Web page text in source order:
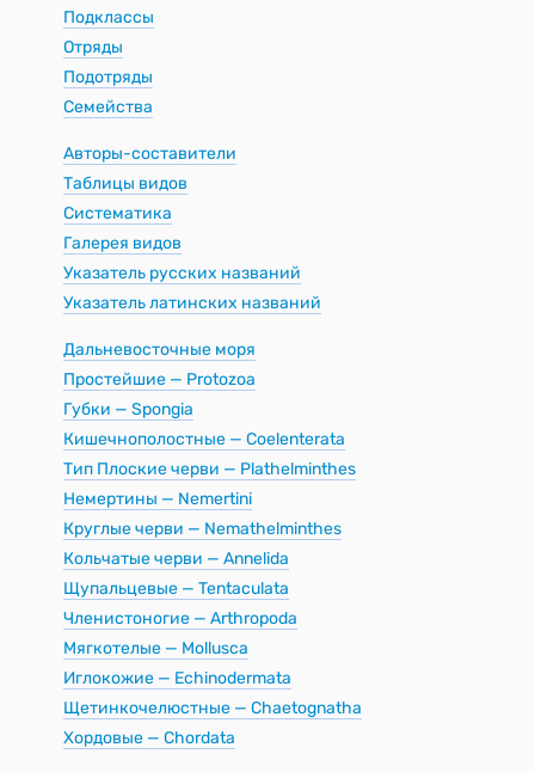
Подклассы
Отряды
Подотряды
Семейства
Авторы-составители
Таблицы видов
Систематика
Галерея видов
Указатель русских названий
Указатель латинских названий
Дальневосточные моря
Простейшие — Protozoa
Губки — Spongia
Кишечнополостные — Coelenterata
Тип Плоские черви — Plathelminthes
Немертины — Nemertini
Круглые черви — Nemathelminthes
Кольчатые черви — Annelida
Щупальцевые — Tentaculata
Членистоногие — Arthropoda
Мягкотелые — Mollusca
Иглокожие — Echinodermata
Щетинкочелюстные — Chaetognatha
Хордовые — Chordata